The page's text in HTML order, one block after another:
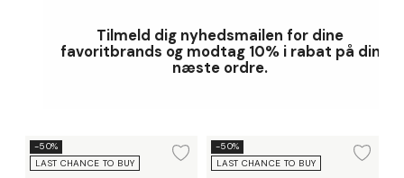
Tilmeld dig nyhedsmailen for dine
favoritbrands og modtag 10% i rabat på din
næste ordre.
Pudebetræk 60x50 cm
-50%
LAST CHANCE TO BUY
Tilføj til ønskeliste
Pudebetræk 63x60 cm
-50%
LAST CHANCE TO BUY